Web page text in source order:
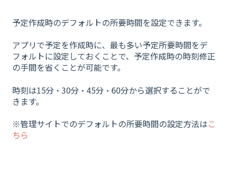
予定作成時のデフォルトの所要時間を設定できます。
アプリで予定を作成時に、最も多い予定所要時間をデ
フォルトに設定しておくことで、予定作成時の時刻修正
の手間を省くことが可能です。
時刻は15分・30分・45分・60分から選択することがで
きます。
※管理サイトでのデフォルトの所要時間の設定方法はこ
ちら